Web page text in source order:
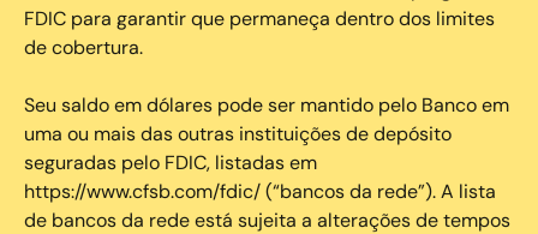
FDIC para garantir que permaneça dentro dos limites
de cobertura.
Seu saldo em dólares pode ser mantido pelo Banco em
uma ou mais das outras instituições de depósito
seguradas pelo FDIC, listadas em
https://www.cfsb.com/fdic/ (“bancos da rede”). A lista
de bancos da rede está sujeita a alterações de tempos